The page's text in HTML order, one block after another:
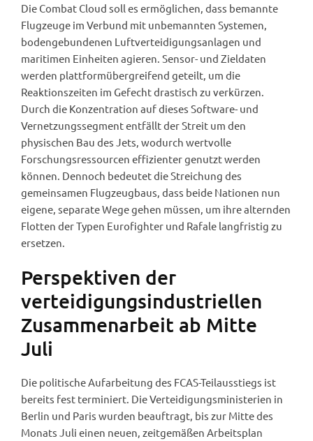
Die Combat Cloud soll es ermöglichen, dass bemannte
Flugzeuge im Verbund mit unbemannten Systemen,
bodengebundenen Luftverteidigungsanlagen und
maritimen Einheiten agieren. Sensor- und Zieldaten
werden plattformübergreifend geteilt, um die
Reaktionszeiten im Gefecht drastisch zu verkürzen.
Durch die Konzentration auf dieses Software- und
Vernetzungssegment entfällt der Streit um den
physischen Bau des Jets, wodurch wertvolle
Forschungsressourcen effizienter genutzt werden
können. Dennoch bedeutet die Streichung des
gemeinsamen Flugzeugbaus, dass beide Nationen nun
eigene, separate Wege gehen müssen, um ihre alternden
Flotten der Typen Eurofighter und Rafale langfristig zu
ersetzen.
Perspektiven der
verteidigungsindustriellen
Zusammenarbeit ab Mitte
Juli
Die politische Aufarbeitung des FCAS-Teilausstiegs ist
bereits fest terminiert. Die Verteidigungsministerien in
Berlin und Paris wurden beauftragt, bis zur Mitte des
Monats Juli einen neuen, zeitgemäßen Arbeitsplan